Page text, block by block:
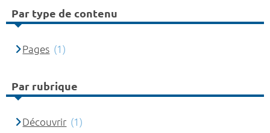
Par type de contenu
Pages (1)
Par rubrique
Découvrir (1)